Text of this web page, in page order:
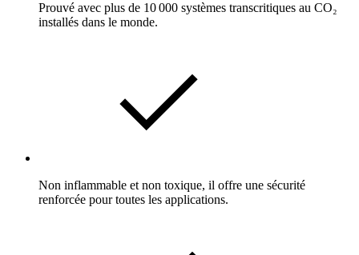
Prouvé avec plus de 10 000 systèmes transcritiques au CO₂
installés dans le monde.
Non inflammable et non toxique, il offre une sécurité
renforcée pour toutes les applications.